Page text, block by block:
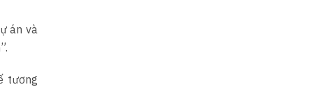
án và
tương